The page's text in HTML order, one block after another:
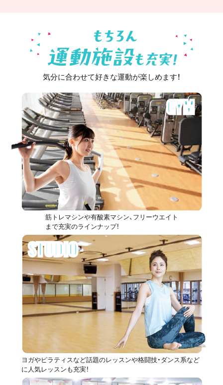
気分に合わせて好きな運動が楽しめます！
GYM
筋トレマシンや有酸素マシン、フリーウエイト
まで充実のラインナップ！
STUDIO
ヨガやピラティスなど話題のレッスンや格闘技・ダンス系など
に人気レッスンも充実！